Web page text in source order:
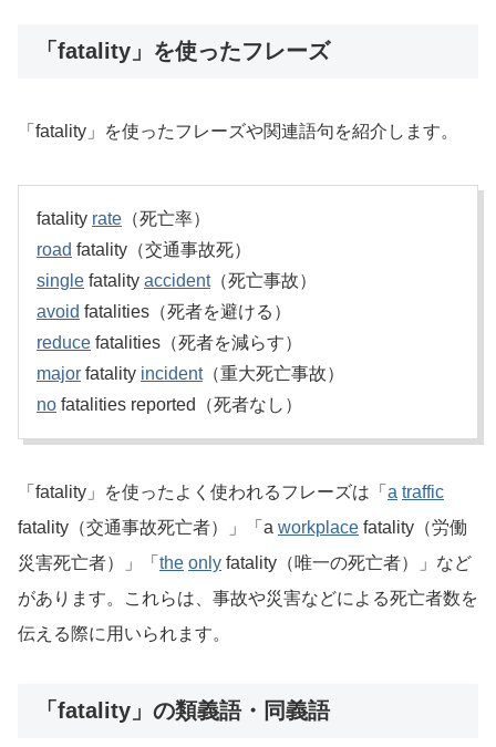
「fatality」を使ったフレーズ
「fatality」を使ったフレーズや関連語句を紹介します。
fatality rate （死亡率）
road fatality（交通事故死）
single fatality accident（死亡事故）
avoid fatalities（死者を避ける）
reduce fatalities（死者を減らす）
major fatality incident（重大死亡事故）
no fatalities reported（死者なし）
「fatality」を使ったよく使われるフレーズは「 a traffic
fatality（交通事故死亡者）」「a workplace fatality（労働
災害死亡者）」「 the only fatality（唯一の死亡者）」など
があります。これらは、事故や災害などによる死亡者数を
伝える際に用いられます。
「fatality」の類義語・同義語